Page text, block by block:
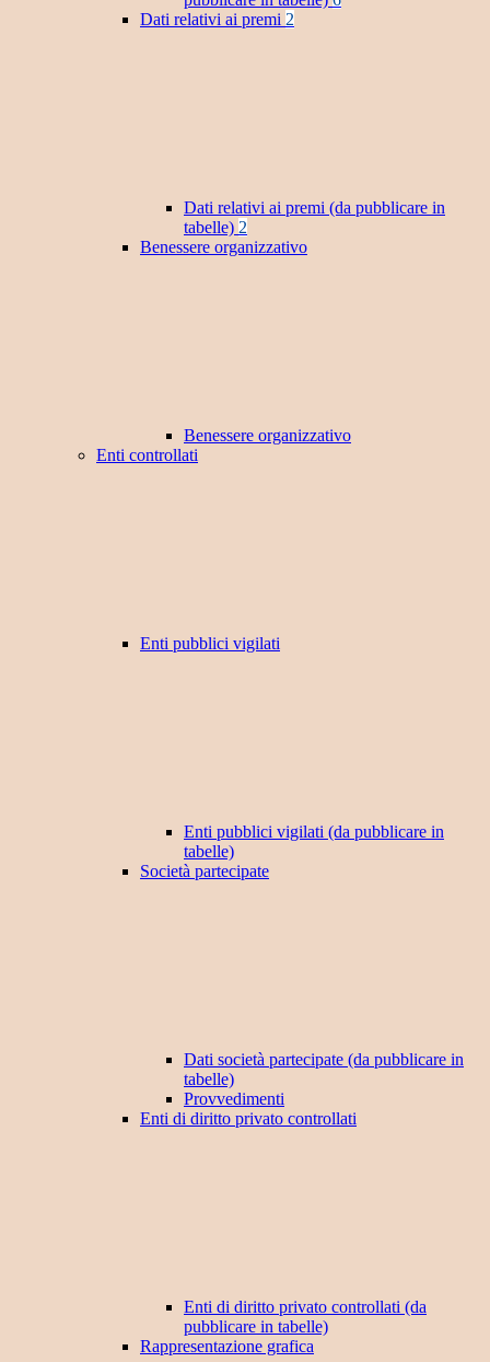
Dati relativi ai premi 2
Dati relativi ai premi (da pubblicare in
tabelle) 2
Benessere organizzativo
Benessere organizzativo
Enti controllati
Enti pubblici vigilati
Enti pubblici vigilati (da pubblicare in
tabelle)
Società partecipate
Dati società partecipate (da pubblicare in
tabelle)
Provvedimenti
Enti di diritto privato controllati
Enti di diritto privato controllati (da
pubblicare in tabelle)
Rappresentazione grafica